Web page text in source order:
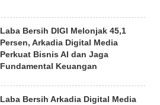
Laba Bersih DIGI Melonjak 45,1
Persen, Arkadia Digital Media
Perkuat Bisnis AI dan Jaga
Fundamental Keuangan
Laba Bersih Arkadia Digital Media